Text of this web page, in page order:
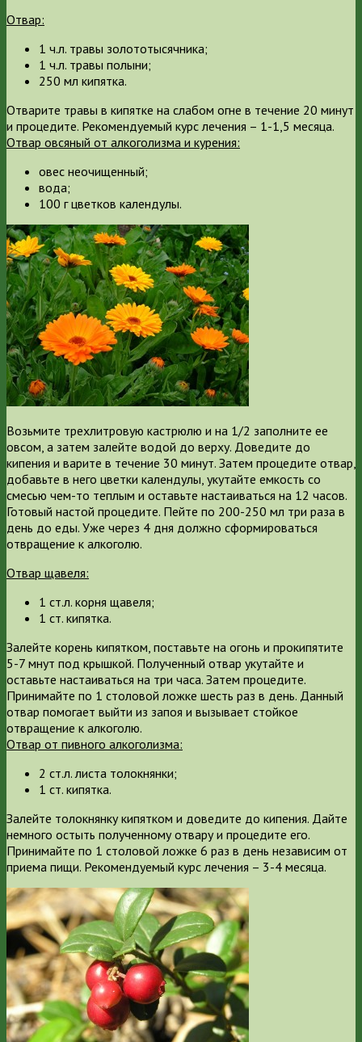
Отвар:
1 ч.л. травы золототысячника;
1 ч.л. травы полыни;
250 мл кипятка.
Отварите травы в кипятке на слабом огне в течение 20 минут
и процедите. Рекомендуемый курс лечения – 1-1,5 месяца.
Отвар овсяный от алкоголизма и курения:
овес неочищенный;
вода;
100 г цветков календулы.
Возьмите трехлитровую кастрюлю и на 1/2 заполните ее
овсом, а затем залейте водой до верху. Доведите до
кипения и варите в течение 30 минут. Затем процедите отвар,
добавьте в него цветки календулы, укутайте емкость со
смесью чем-то теплым и оставьте настаиваться на 12 часов.
Готовый настой процедите. Пейте по 200-250 мл три раза в
день до еды. Уже через 4 дня должно сформироваться
отвращение к алкоголю.
Отвар щавеля:
1 ст.л. корня щавеля;
1 ст. кипятка.
Залейте корень кипятком, поставьте на огонь и прокипятите
5-7 мнут под крышкой. Полученный отвар укутайте и
оставьте настаиваться на три часа. Затем процедите.
Принимайте по 1 столовой ложке шесть раз в день. Данный
отвар помогает выйти из запоя и вызывает стойкое
отвращение к алкоголю.
Отвар от пивного алкоголизма:
2 ст.л. листа толокнянки;
1 ст. кипятка.
Залейте толокнянку кипятком и доведите до кипения. Дайте
немного остыть полученному отвару и процедите его.
Принимайте по 1 столовой ложке 6 раз в день независим от
приема пищи. Рекомендуемый курс лечения – 3-4 месяца.